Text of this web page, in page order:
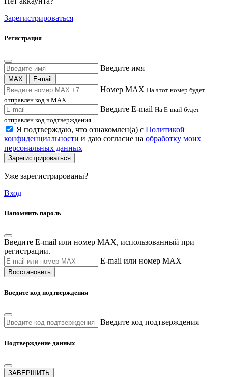
Зарегистрироваться
Регистрация
Введите имя
MAX E-mail
Номер MAX На этот номер будет
отправлен код в MAX
Введите E-mail На E-mail будет
отправлен код подтверждения
Я подтверждаю, что ознакомлен(а) с Политикой
конфиденциальности и даю согласие на обработку моих
персональных данных
Зарегистрироваться
Уже зарегистрированы?
Вход
Напомнить пароль
Введите E-mail или номер MAX, использованный при
регистрации.
E-mail или номер MAX
Восстановить
Введите код подтверждения
Введите код подтверждения
Подтверждение данных
ЗАВЕРШИТЬ